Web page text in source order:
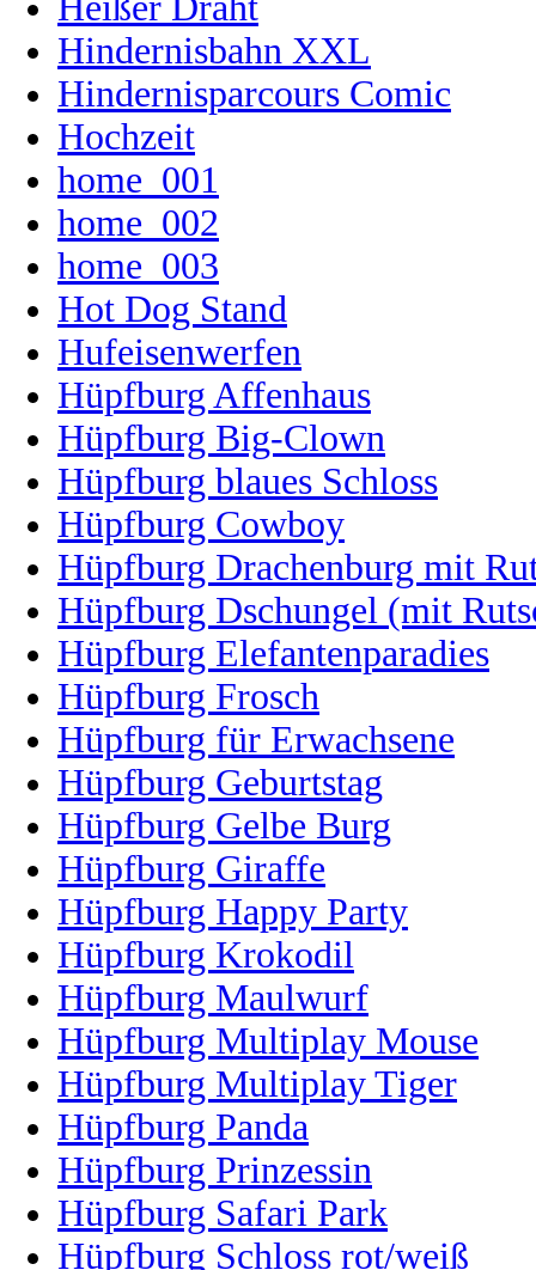
Hindernisbahn XXL
Hindernisparcours Comic
Hochzeit
home_001
home_002
home_003
Hot Dog Stand
Hufeisenwerfen
Hüpfburg Affenhaus
Hüpfburg Big-Clown
Hüpfburg blaues Schloss
Hüpfburg Cowboy
Hüpfburg Drachenburg mit
Hüpfburg Dschungel (mit
Hüpfburg Elefantenparadies
Hüpfburg Frosch
Hüpfburg für Erwachsene
Hüpfburg Geburtstag
Hüpfburg Gelbe Burg
Hüpfburg Giraffe
Hüpfburg Happy Party
Hüpfburg Krokodil
Hüpfburg Maulwurf
Hüpfburg Multiplay Mouse
Hüpfburg Multiplay Tiger
Hüpfburg Panda
Hüpfburg Prinzessin
Hüpfburg Safari Park
Hüpfburg Schloss rot/weiß